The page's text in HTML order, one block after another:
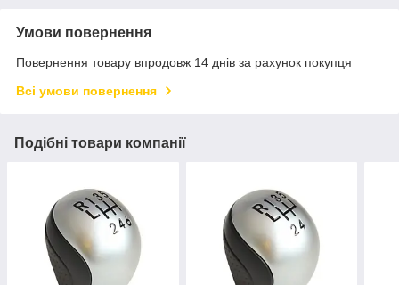
Умови повернення
Повернення товару впродовж 14 днів за рахунок покупця
Всі умови повернення
Подібні товари компанії